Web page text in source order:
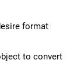
format
to convert